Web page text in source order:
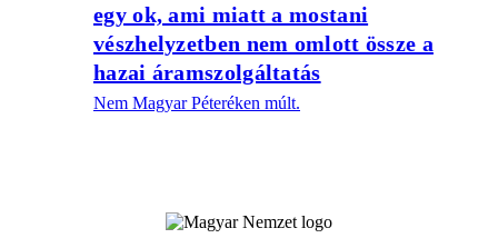
egy ok, ami miatt a mostani
vészhelyzetben nem omlott össze a
hazai áramszolgáltatás
Nem Magyar Péteréken múlt.